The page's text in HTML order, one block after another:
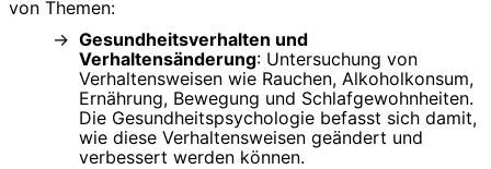
von Themen:
Gesundheitsverhalten und
Verhaltensänderung: Untersuchung von
Verhaltensweisen wie Rauchen, Alkoholkonsum,
Ernährung, Bewegung und Schlafgewohnheiten.
Die Gesundheitspsychologie befasst sich damit,
wie diese Verhaltensweisen geändert und
verbessert werden können.